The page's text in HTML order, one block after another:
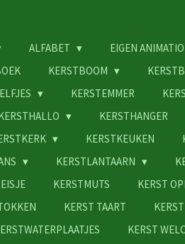
ALFABET EIGEN
KERSTBOOM
KERSTEMMER
KERSTHANGER
KERSTKEUKEN
KERSTLANTAARN
KERSTMUTS KERST
KERST TAART
KERST